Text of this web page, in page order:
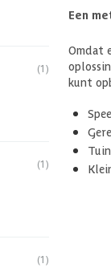
(1)
(1)
(1)
Een
Omdat
kunt